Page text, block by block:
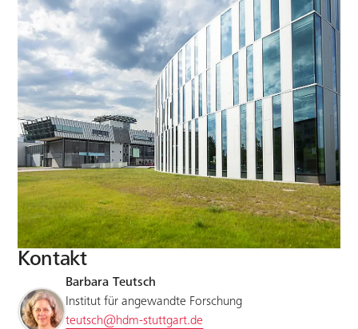
Kontakt
Barbara Teutsch
Institut für angewandte Forschung
teutsch@hdm-stuttgart.de